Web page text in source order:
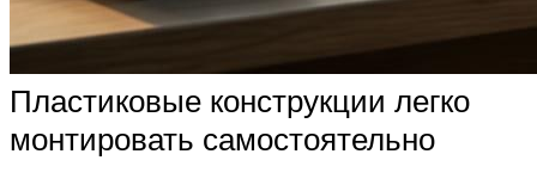
Пластиковые конструкции легко
монтировать самостоятельно